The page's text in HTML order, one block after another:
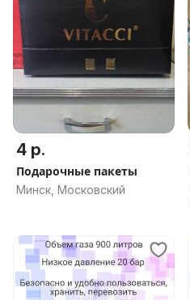
4 р.
Подарочные пакеты
Минск, Московский